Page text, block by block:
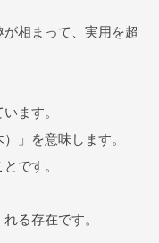
相まって、実用を超
ます。
」を意味します。
です。
る存在です。